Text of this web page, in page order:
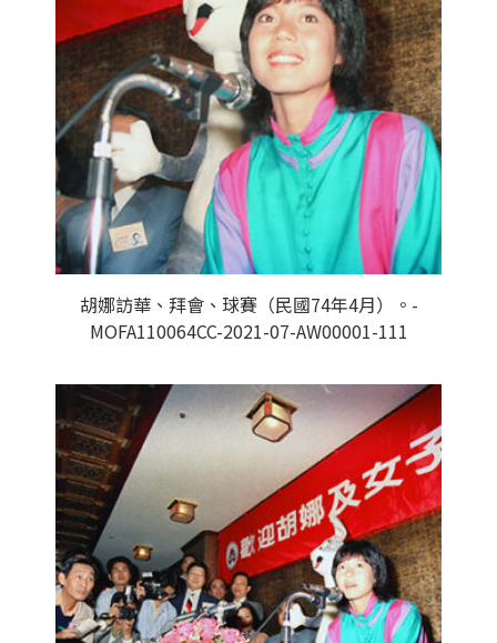
胡娜訪華、拜會、球賽（民國74年4月）。-
MOFA110064CC-2021-07-AW00001-111